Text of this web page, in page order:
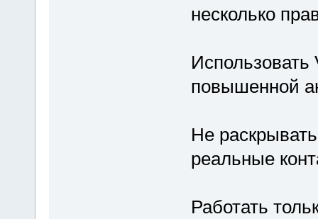
несколько
Использовать
повышенной
Не
реальные
Работать